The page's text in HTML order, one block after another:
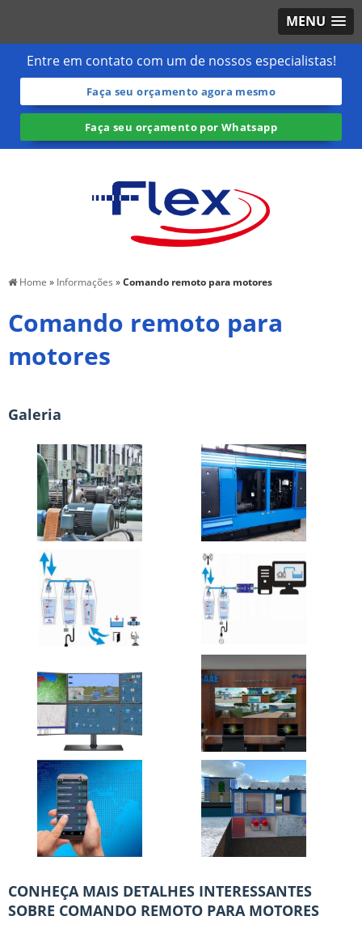
MENU
Entre em contato com um de nossos especialistas!
Faça seu orçamento agora mesmo
Faça seu orçamento por Whatsapp
Home » Informações »Comando remoto para motores
Comando remoto para
motores
Galeria
CONHEÇA MAIS DETALHES INTERESSANTES
SOBRE COMANDO REMOTO PARA MOTORES